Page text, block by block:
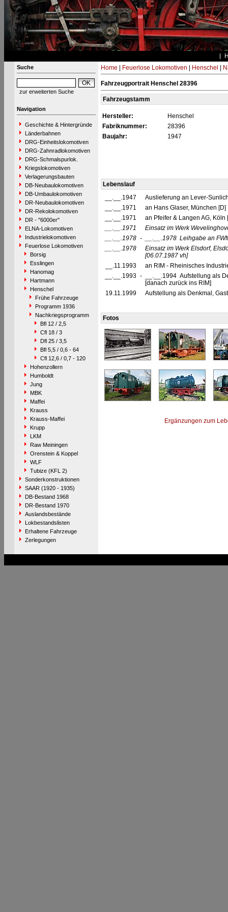
Suche
zur erweiterten Suche
Navigation
Geschichte & Hintergründe
Länderbahnen
DRG-Einheitslokomotiven
DRG-Zahnradlokomotiven
DRG-Schmalspurlok.
Kriegslokomotiven
Verlagerungsbauten
DB-Neubaulokomotiven
DB-Umbaulokomotiven
DR-Neubaulokomotiven
DR-Rekolokomotiven
DR - "6000er"
ELNA-Lokomotiven
Industrielokomotiven
Feuerlose Lokomotiven
Borsig
Esslingen
Hanomag
Hartmann
Henschel
Frühe Fahrzeuge
Programm 1936
Nachkriegsprogramm
Bfl 12 / 2,5
Cfl 18 / 3
Dfl 25 / 3,5
Bfl 5,5 / 0,6 - 64
Cfl 12,6 / 0,7 - 120
Hohenzollern
Humboldt
Jung
MBK
Maffei
Krauss
Krauss-Maffei
Krupp
LKM
Raw Meiningen
Orenstein & Koppel
WLF
Tubize (KFL 2)
Sonderkonstruktionen
SAAR (1920 - 1935)
DB-Bestand 1968
DR-Bestand 1970
Auslandsbestände
Lokbestandslisten
Erhaltene Fahrzeuge
Zerlegungen
Home Feuerlose Lokomotiven Henschel
Fahrzeugportrait Henschel 28396
Fahrzeugstamm
Hersteller:
Henschel
Fabriknummer:
28396
Baujahr:
1947
Lebenslauf
__.__.1947
Auslieferung an Lever-
__.__.1971
an Hans Glaser, München
__.__.1971
an Pfeifer & Langen AG,
__.__.1971
Einsatz im Werk
__.__.1978 - __.__.1978 Leihgabe an
__.__.1978
Einsatz im Werk Elsdorf,
[06.07.1987 vh]
__.11.1993
an RIM - Rheinisches
__.__.1993 -
__.__.1994 Aufstellung als
[danach zurück ins RIM]
19.11.1999
Aufstellung als Denkmal,
Fotos
Ergänzungen zum